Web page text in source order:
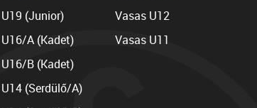
U19 (Junior)
U16/A (Kadet)
U16/B (Kadet)
U14 (Serdülő/A)
Vasas U12
Vasas U11